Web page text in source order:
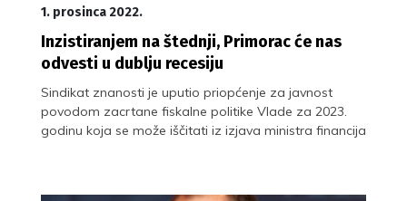
1. prosinca 2022.
Inzistiranjem na štednji, Primorac će nas
odvesti u dublju recesiju
Sindikat znanosti je uputio priopćenje za javnost
povodom zacrtane fiskalne politike Vlade za 2023.
godinu koja se može iščitati iz izjava ministra financija